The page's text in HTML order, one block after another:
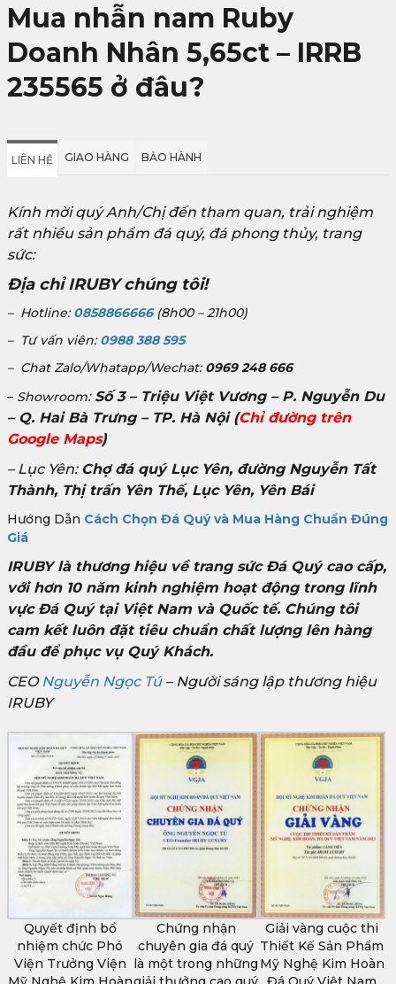
Mua nhẫn nam Ruby
Doanh Nhân 5,65ct – IRRB
235565 ở đâu?
LIÊN HỆ GIAO HÀNG BẢO HÀNH
Kính mời quý Anh/Chị đến tham quan, trải nghiệm
rất nhiều sản phẩm đá quý, đá phong thủy, trang
sức:
Địa chỉ IRUBY chúng tôi!
– Hotline: 0858866666(8h00 – 21h00)
– Tư vấn viên: 0988 388 595
– Chat Zalo/Whatapp/Wechat: 0969 248 666
– Showroom: Số 3 – Triệu Việt Vương – P. Nguyễn Du
– Q. Hai Bà Trưng – TP. Hà Nội(Chỉ đường trên
Google Maps)
– Lục Yên: Chợ đá quý Lục Yên, đường Nguyễn Tất
Thành, Thị trấn Yên Thế, Lục Yên, Yên Bái
Hướng Dẫn Cách Chọn Đá Quý và Mua Hàng Chuẩn Đúng
Giá
IRUBY là thương hiệu về trang sức Đá Quý cao cấp,
với hơn 10 năm kinh nghiệm hoạt động trong lĩnh
vực Đá Quý tại Việt Nam và Quốc tế. Chúng tôi
cam kết luôn đặt tiêu chuẩn chất lượng lên hàng
đầu để phục vụ Quý Khách.
CEONguyễn Ngọc Tú– Người sáng lập thương hiệu
IRUBY
Quyết định bổ
nhiệm chức Phó
Viện Trưởng Viện
Chứng nhận
chuyên gia đá quý
là một trong những
Giải vàng cuộc thi
Thiết Kế Sản Phẩm
Mỹ Nghệ Kim Hoàn